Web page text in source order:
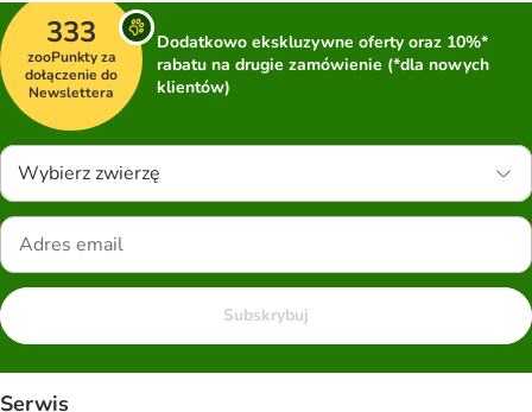
333
zooPunkty za
dołączenie do
Newslettera
Dodatkowo ekskluzywne oferty oraz 10%*
rabatu na drugie zamówienie (*dla nowych
klientów)
Wybierz zwierzę
Subskrybuj
Serwis